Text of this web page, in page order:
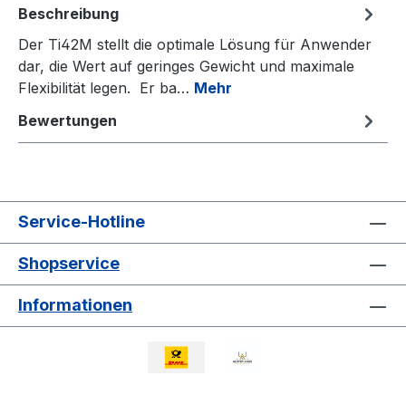
Beschreibung
Der Ti42M stellt die optimale Lösung für Anwender
dar, die Wert auf geringes Gewicht und maximale
Flexibilität legen. Er ba… Mehr
Bewertungen
Service-Hotline
Shopservice
Informationen